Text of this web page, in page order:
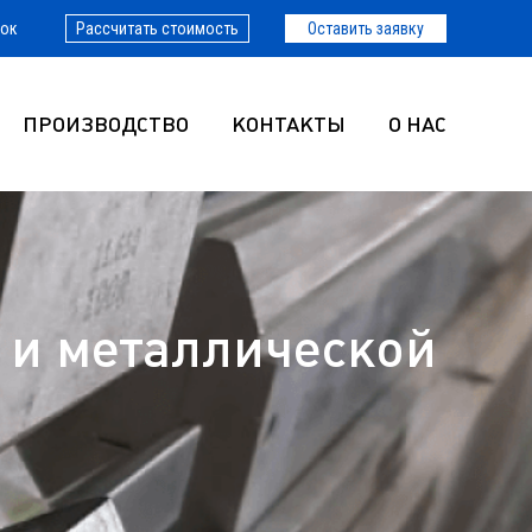
Рассчитать стоимость Оставить заявку
ПРОИЗВОДСТВО КОНТАКТЫ О НАС
металлической